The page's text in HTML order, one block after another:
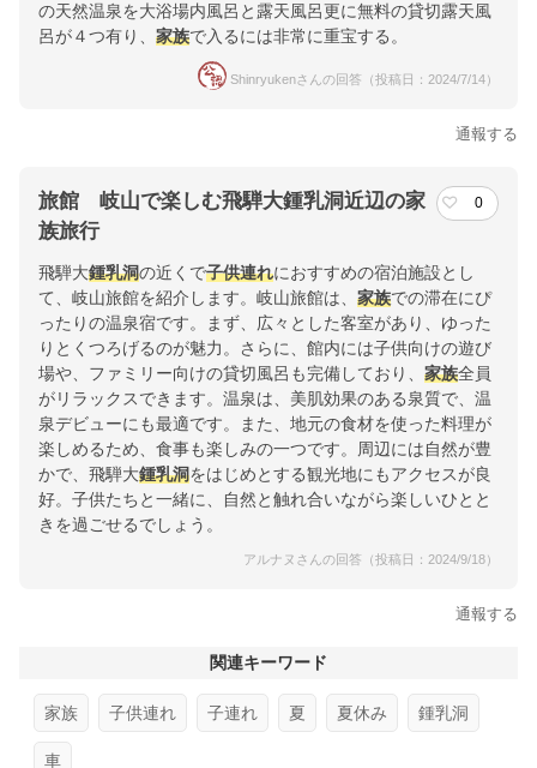
の天然温泉を大浴場内風呂と露天風呂更に無料の貸切露天風
呂が４つ有り、 家族で入るには非常に重宝する。
Shinryukenさんの回答（投稿日：2024/7/14）
通報する
旅館 岐山で楽しむ飛騨大鍾乳洞近辺の家
族旅行
0
飛騨大鍾乳洞の近くで子供連れにおすすめの宿泊施設とし
て、岐山旅館を紹介します。岐山旅館は、 家族での滞在にぴ
ったりの温泉宿です。まず、広々とした客室があり、ゆった
りとくつろげるのが魅力。さらに、館内には子供向けの遊び
場や、ファミリー向けの貸切風呂も完備しており、 家族全員
がリラックスできます。温泉は、美肌効果のある泉質で、温
泉デビューにも最適です。また、地元の食材を使った料理が
楽しめるため、食事も楽しみの一つです。周辺には自然が豊
かで、飛騨大鍾乳洞をはじめとする観光地にもアクセスが良
好。子供たちと一緒に、自然と触れ合いながら楽しいひとと
きを過ごせるでしょう。
アルナヌさんの回答（投稿日：2024/9/18）
通報する
関連キーワード
家族 子供連れ 子連れ 夏 夏休み 鍾乳洞
車